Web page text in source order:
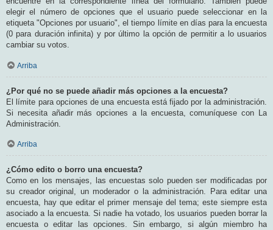
elegir el número de opciones que el usuario puede seleccionar en la
etiqueta "Opciones por usuario", el tiempo límite en días para la encuesta
(0 para duración infinita) y por último la opción de permitir a lo usuarios
cambiar su votos.
Arriba
¿Por qué no se puede añadir más opciones a la encuesta?
El límite para opciones de una encuesta está fijado por la administración.
Si necesita añadir más opciones a la encuesta, comuníquese con La
Administración.
Arriba
¿Cómo edito o borro una encuesta?
Como en los mensajes, las encuestas solo pueden ser modificadas por
su creador original, un moderador o la administración. Para editar una
encuesta, hay que editar el primer mensaje del tema; este siempre esta
asociado a la encuesta. Si nadie ha votado, los usuarios pueden borrar la
encuesta o editar las opciones. Sin embargo, si algún miembro ha